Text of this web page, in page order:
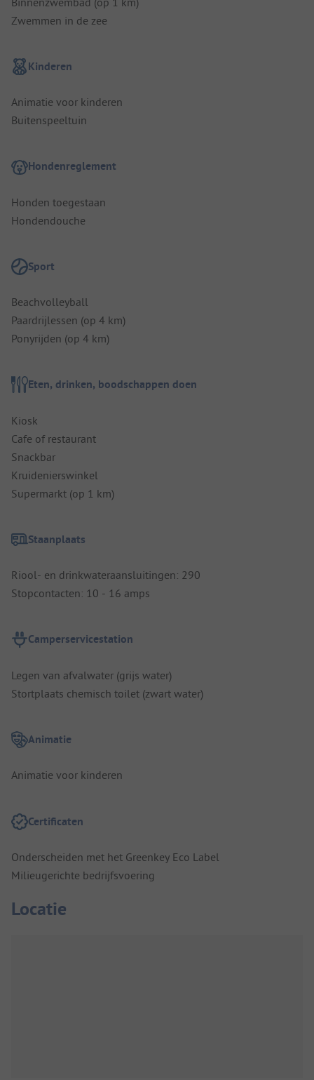
Zwemmen in de zee
Kinderen
Animatie voor kinderen
Buitenspeeltuin
Hondenreglement
Honden toegestaan
Hondendouche
Sport
Beachvolleyball
Paardrijlessen (op 4 km)
Ponyrijden (op 4 km)
Eten, drinken, boodschappen doen
Kiosk
Cafe of restaurant
Snackbar
Kruidenierswinkel
Supermarkt (op 1 km)
Staanplaats
Riool- en drinkwateraansluitingen: 290
Stopcontacten: 10 - 16 amps
Camperservicestation
Legen van afvalwater (grijs water)
Stortplaats chemisch toilet (zwart water)
Animatie
Animatie voor kinderen
Certificaten
Onderscheiden met het Greenkey Eco Label
Milieugerichte bedrijfsvoering
Locatie